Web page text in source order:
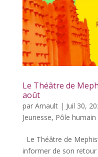
Le Théâtre de
août
par Arnault| Juil 30,
Jeunesse, Pôle humain
Le Théâtre de
informer de son